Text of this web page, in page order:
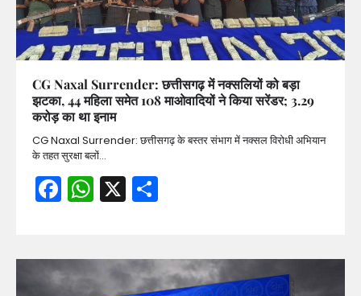
CG Naxal Surrender: छत्तीसगढ़ में नक्सलियों को बड़ा
झटका, 44 महिला समेत 108 माओवादियों ने किया सरेंडर; 3.29
करोड़ का था इनाम
CG Naxal Surrender: छत्तीसगढ़ के बस्तर संभाग में नक्सल विरोधी अभियान
के तहत सुरक्षा बलों…
Facebook
WhatsApp
X